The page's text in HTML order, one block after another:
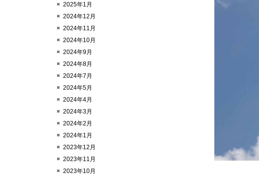
2025年1月
2024年12月
2024年11月
2024年10月
2024年9月
2024年8月
2024年7月
2024年5月
2024年4月
2024年3月
2024年2月
2024年1月
2023年12月
2023年11月
2023年10月